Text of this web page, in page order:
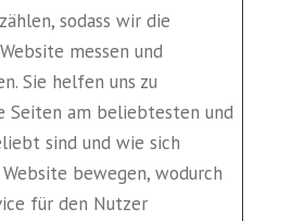
sodass wir die
messen und
Sie helfen uns zu
Seiten am beliebtesten und
sind und wie sich
bewegen, wodurch
für den Nutzer